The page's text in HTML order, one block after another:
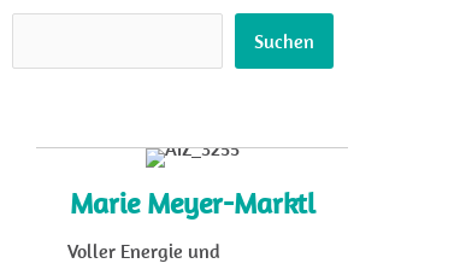
Suchen
Marie Meyer-Marktl
Voller Energie und